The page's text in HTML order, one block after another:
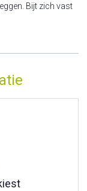
Bijt zich vast